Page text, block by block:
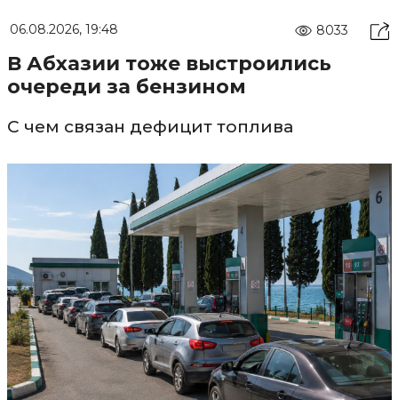
06.08.2026, 19:48 8033
В Абхазии тоже выстроились
очереди за бензином
С чем связан дефицит топлива